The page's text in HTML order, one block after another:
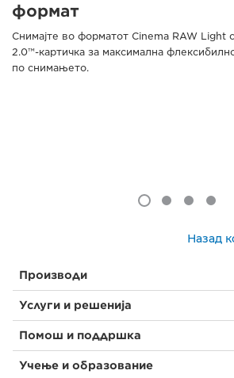
формат
Снимајте во форматот Cinema RAW Light
2.0™-картичка за максимална
по снимањето.
Назад
Производи
Услуги и решенија
Помош и поддршка
Учење и образование